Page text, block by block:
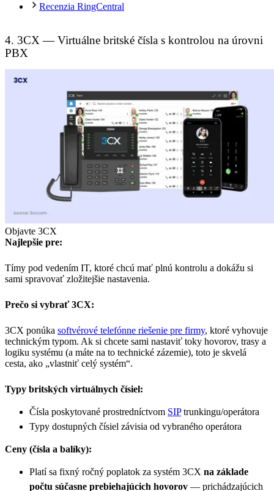
Recenzia RingCentral
4. 3CX — Virtuálne britské čísla s kontrolou na úrovni
PBX
Objavte 3CX
Najlepšie pre:
Tímy pod vedením IT, ktoré chcú mať plnú kontrolu a dokážu si
sami spravovať zložitejšie nastavenia.
Prečo si vybrať 3CX:
3CX ponúka softvérové telefónne riešenie pre firmy, ktoré vyhovuje
technickým typom. Ak si chcete sami nastaviť toky hovorov, trasy a
logiku systému (a máte na to technické zázemie), toto je skvelá
cesta, ako „vlastniť celý systém“.
Typy britských virtuálnych čísiel:
Čísla poskytované prostredníctvom SIPtrunkingu/operátora
Typy dostupných čísiel závisia od vybraného operátora
Ceny (čísla a balíky):
Platí sa fixný ročný poplatok za systém 3CX na základe
počtu súčasne prebiehajúcich hovorov — prichádzajúcich